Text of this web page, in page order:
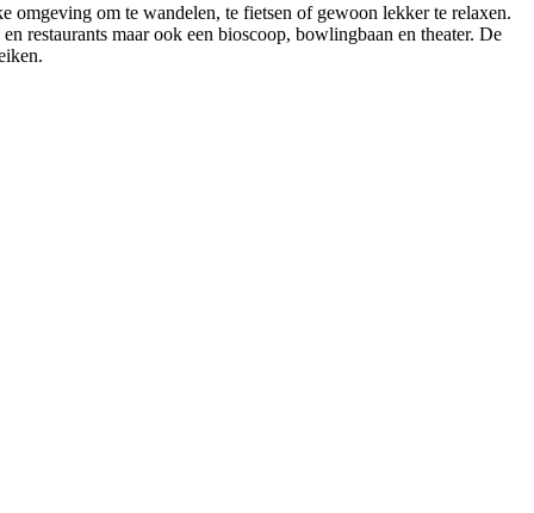
omgeving om te wandelen, te fietsen of gewoon lekker te relaxen.
restaurants maar ook een bioscoop, bowlingbaan en theater. De